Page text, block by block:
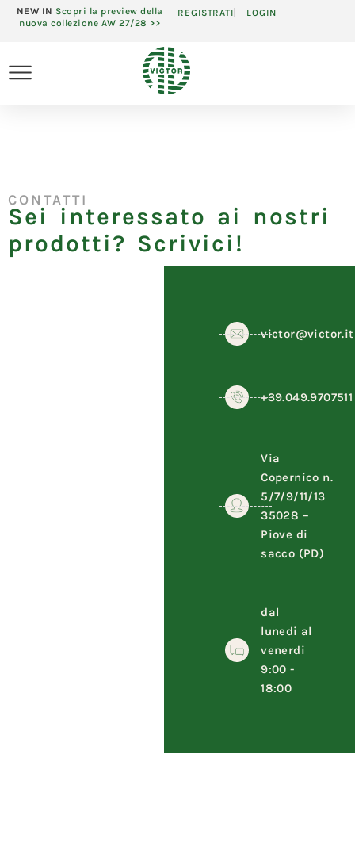
NEW IN Scopri la preview della
nuova collezione AW 27/28 >>
REGISTRATI LOGIN
CONTATTI
Sei interessato ai nostri
prodotti? Scrivici!
victor@victor.it
+39.049.9707511
Via
Copernico n.
5/7/9/11/13
35028 –
Piove di
sacco (PD)
dal
lunedi al
venerdi
9:00 -
18:00